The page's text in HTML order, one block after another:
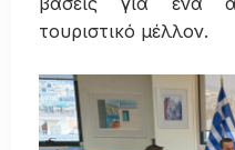
τουριστικό μέλλον.